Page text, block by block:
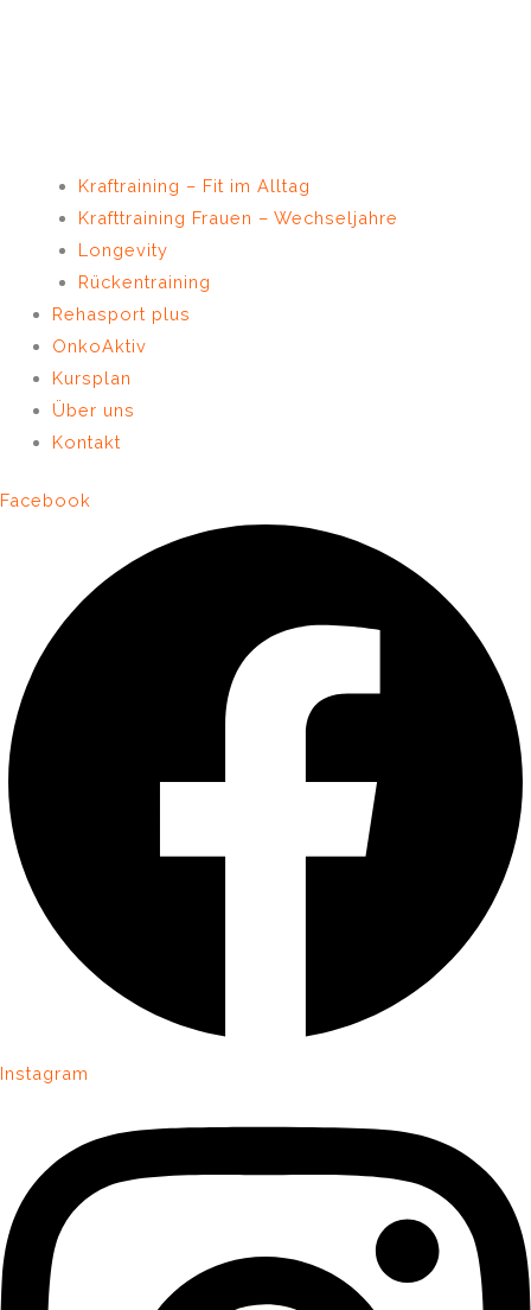
Kraftraining – Fit im Alltag
Krafttraining Frauen – Wechseljahre
Longevity
Rückentraining
Rehasport plus
OnkoAktiv
Kursplan
Über uns
Kontakt
Facebook
Instagram